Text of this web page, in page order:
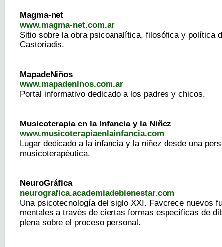
Magma-net
www.magma-net.com.ar
Sitio sobre la obra psicoanalítica, filosófica y política
Castoriadis.
MapadeNiños
www.mapadeninos.com.ar
Portal informativo dedicado a los padres y chicos.
Musicoterapia en la Infancia y la Niñez
www.musicoterapiaenlainfancia.com
Lugar dedicado a la infancia y la niñez desde una
musicoterapéutica.
NeuroGráfica
neurografica.academiadebienestar.com
Una psicotecnología del siglo XXI. Favorece nuevos
mentales a través de ciertas formas específicas de
plena sobre el proceso personal.